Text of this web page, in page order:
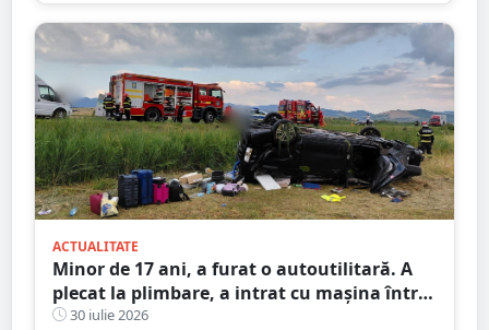
ACTUALITATE
Minor de 17 ani, a furat o autoutilitară. A
plecat la plimbare, a intrat cu mașina într-o
anexă și apoi a abandonat-o
30 iulie 2026